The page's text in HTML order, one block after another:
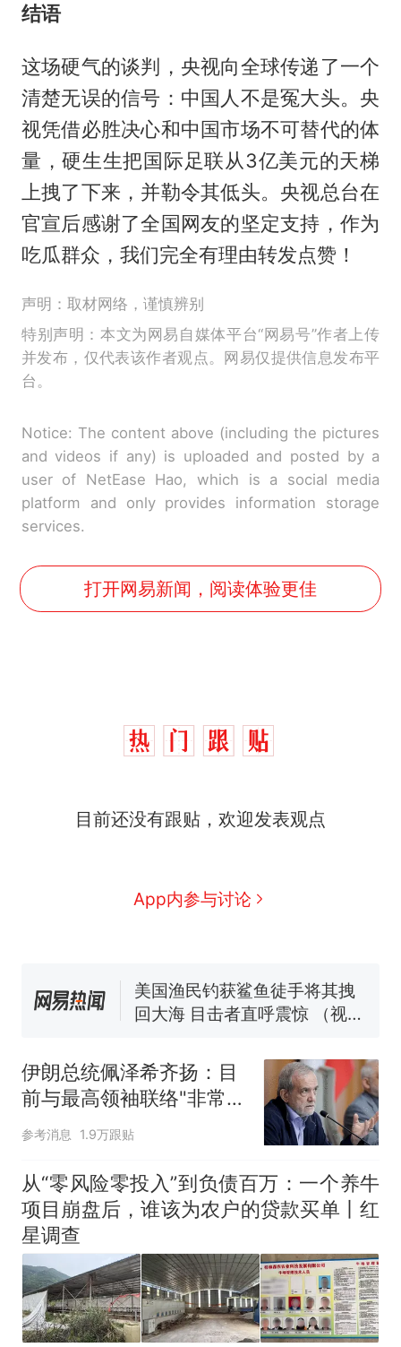
结语
这场硬气的谈判，央视向全球传递了一个
清楚无误的信号：中国人不是冤大头。央
视凭借必胜决心和中国市场不可替代的体
量，硬生生把国际足联从3亿美元的天梯
上拽了下来，并勒令其低头。央视总台在
官宣后感谢了全国网友的坚定支持，作为
吃瓜群众，我们完全有理由转发点赞！
声明：取材网络，谨慎辨别
特别声明：本文为网易自媒体平台“网易号”作者上传
并发布，仅代表该作者观点。网易仅提供信息发布平
台。
Notice: The content above (including the pictures
and videos if any) is uploaded and posted by a
user of NetEase Hao, which is a social media
platform and only provides information storage
services.
打开网易新闻，阅读体验更佳
目前还没有跟贴，欢迎发表观点
App内参与讨论
因老师一句“跟我回家”改写了
费大厨“全国小炒肉大王”称
号，仅凭视频评出？中国烹饪
140多朵
美国渔民钓获鲨鱼徒手将其拽
回大海 目击者直呼震惊 （视频
官方通报
热
那个在床头放菜刀的女孩，
因老师一句“跟我回家”改写了
人生
伊朗总统佩泽希齐扬：目
前与最高领袖联络"非常困
难"
参考消息 1.9万跟贴
从“零风险零投入”到负债百万：一个养牛
项目崩盘后，谁该为农户的贷款买单丨红
星调查